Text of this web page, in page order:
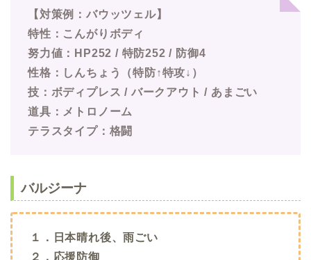
【対策例：バウッツェル】
特性：こんがりボディ
努力値：HP252 / 特防252 / 防御4
性格：しんちょう（特防↑特攻↓）
技：ボディプレス / バークアウト / あまごい
道具：メトロノーム
テラスタイプ：格闘
バルジーナ
１．日本晴れ後、雨ごい
２．応援防御